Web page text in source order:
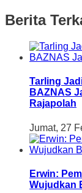
Berita
Tarling
BAZNAS
Rajapolah
Jumat, 27
Erwin:
Wujudkan